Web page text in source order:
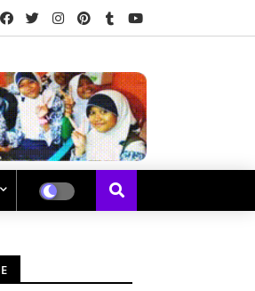
Teorema Phytagoras by Bimbel Jakarta